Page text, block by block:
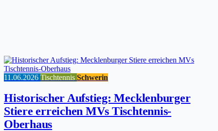
11.06.2026 Tischtennis Schwerin
Historischer Aufstieg: Mecklenburger
Stiere erreichen MVs Tischtennis-
Oberhaus